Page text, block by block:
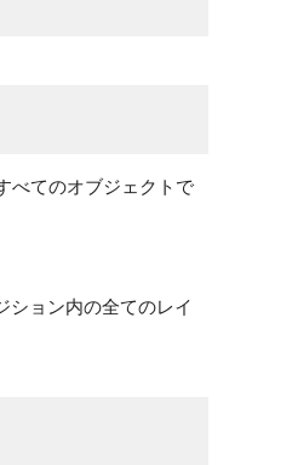
べてのオブジェクトで
ション内の全てのレイ